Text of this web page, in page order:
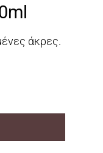
άκρες.
της Τρίχας